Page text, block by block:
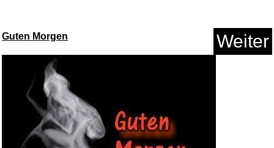
Anzeige
Guten Morgen Weiter